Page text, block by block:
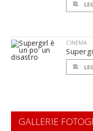
CINEMA
GALLERIE